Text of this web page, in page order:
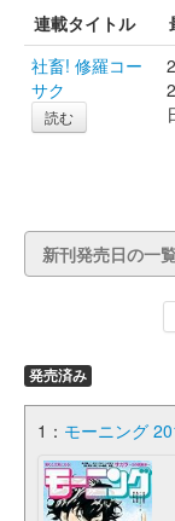
連載タイトル
社畜! 修羅コー
サク
読む
新刊発売日の一
発売済み
1： モーニング